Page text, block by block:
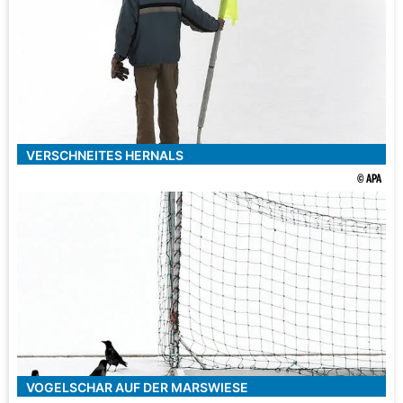
VERSCHNEITES HERNALS
© APA
VOGELSCHAR AUF DER MARSWIESE